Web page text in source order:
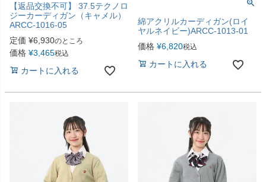
【返品交換不可】 37.5テクノロ
ジーカーディガン（キャメル）
ARCC-1016-05
定価 ¥6,930のところ
価格 ¥3,465税込
カートに入れる
綿アクリルカーディガン(ロイ
ヤルネイビー)ARCC-1013-01
価格 ¥6,820税込
カートに入れる